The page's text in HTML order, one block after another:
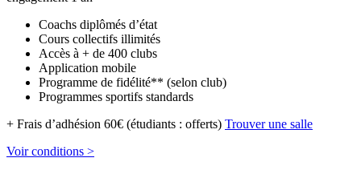
Coachs diplômés d’état
Cours collectifs illimités
Accès à + de 400 clubs
Application mobile
Programme de fidélité** (selon club)
Programmes sportifs standards
+ Frais d’adhésion 60€ (étudiants : offerts) Trouver une salle
Voir conditions >